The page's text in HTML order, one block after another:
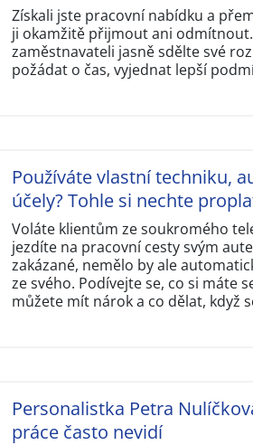
Získali jste pracovní nabídku a
ji okamžitě přijmout ani
zaměstnavateli jasně sdělte své
požádat o čas, vyjednat lepší
Používáte vlastní techniku,
účely? Tohle si nechte
Voláte klientům ze soukromého
jezdíte na pracovní cesty svým
zakázané, nemělo by ale
ze svého. Podívejte se, co si máte
můžete mít nárok a co dělat, když
Personalistka Petra
práce často nevidí